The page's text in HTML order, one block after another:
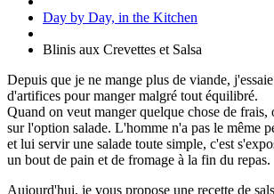
Day by Day, in the Kitchen
Blinis aux Crevettes et Salsa
Depuis que je ne mange plus de viande,
d'artifices pour manger malgré tout équilibré.
Quand on veut manger quelque chose de frais,
sur l'option salade. L'homme n'a pas le même
et lui servir une salade toute simple, c'est
un bout de pain et de fromage à la fin du repas.
Aujourd'hui, je vous propose une recette de